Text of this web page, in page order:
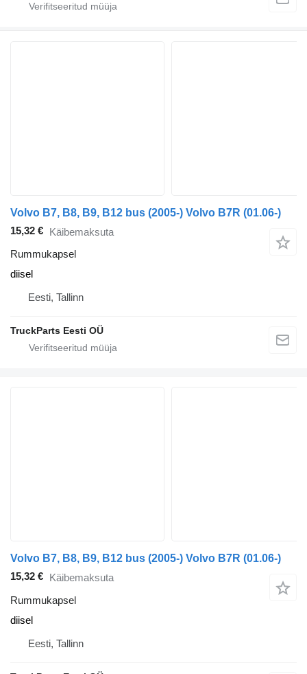
Volvo B7, B8, B9, B12 bus (2005-) Volvo B7R (01.06-)
15,32 € Käibemaksuta
Rummukapsel
diisel
Eesti, Tallinn
TruckParts Eesti OÜ
Volvo B7, B8, B9, B12 bus (2005-) Volvo B7R (01.06-)
15,32 € Käibemaksuta
Rummukapsel
diisel
Eesti, Tallinn